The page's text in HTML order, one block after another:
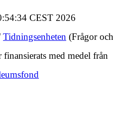
CEST 2026
Tidningsenheten (Frågor
med medel från